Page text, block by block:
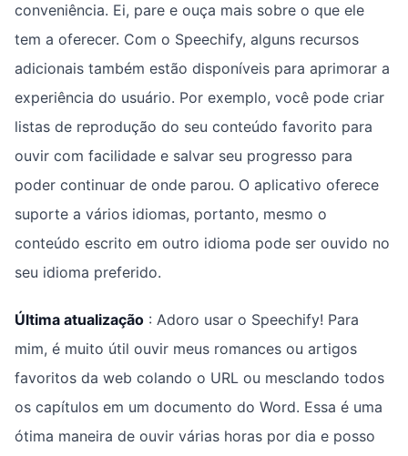
conveniência. Ei, pare e ouça mais sobre o que ele
tem a oferecer. Com o Speechify, alguns recursos
adicionais também estão disponíveis para aprimorar a
experiência do usuário. Por exemplo, você pode criar
listas de reprodução do seu conteúdo favorito para
ouvir com facilidade e salvar seu progresso para
poder continuar de onde parou. O aplicativo oferece
suporte a vários idiomas, portanto, mesmo o
conteúdo escrito em outro idioma pode ser ouvido no
seu idioma preferido.
Última atualização : Adoro usar o Speechify! Para
mim, é muito útil ouvir meus romances ou artigos
favoritos da web colando o URL ou mesclando todos
os capítulos em um documento do Word. Essa é uma
ótima maneira de ouvir várias horas por dia e posso